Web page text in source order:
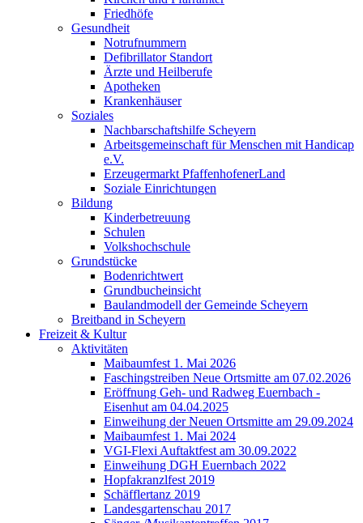
Friedhöfe
Gesundheit
Notrufnummern
Defibrillator Standort
Ärzte und Heilberufe
Apotheken
Krankenhäuser
Soziales
Nachbarschaftshilfe Scheyern
Arbeitsgemeinschaft für Menschen mit Handicap
e.V.
Erzeugermarkt PfaffenhofenerLand
Soziale Einrichtungen
Bildung
Kinderbetreuung
Schulen
Volkshochschule
Grundstücke
Bodenrichtwert
Grundbucheinsicht
Baulandmodell der Gemeinde Scheyern
Breitband in Scheyern
Freizeit & Kultur
Aktivitäten
Maibaumfest 1. Mai 2026
Faschingstreiben Neue Ortsmitte am 07.02.2026
Eröffnung Geh- und Radweg Euernbach -
Eisenhut am 04.04.2025
Einweihung der Neuen Ortsmitte am 29.09.2024
Maibaumfest 1. Mai 2024
VGI-Flexi Auftaktfest am 30.09.2022
Einweihung DGH Euernbach 2022
Hopfakranzlfest 2019
Schäfflertanz 2019
Landesgartenschau 2017